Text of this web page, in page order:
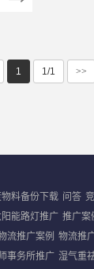
1 1/1 >>
物料备份下载 问答
能路灯推广 推广案
流推广案例 物流推
事务所推广 湿气重